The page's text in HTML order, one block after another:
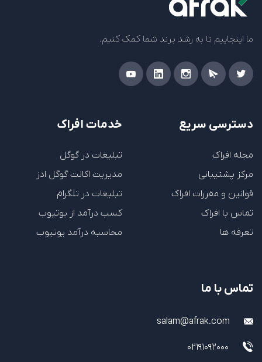
ما اینجاییم تا به رشد برند شما کمک کنیم.
دسترسی سریع
مجله افراک
مرکز پشتیبانی
قوانین و مقررات افراک
تماس با افراک
تعرفه ها
خدمات افراک
تبلیغات در گوگل
مدیریت اکانت گوگل ادز
تبلیغات در تلگرام
کسب درآمد از یوتیوب
محاسبه درآمد یوتیوب
تماس با ما
salam@afrak.com
02191092000